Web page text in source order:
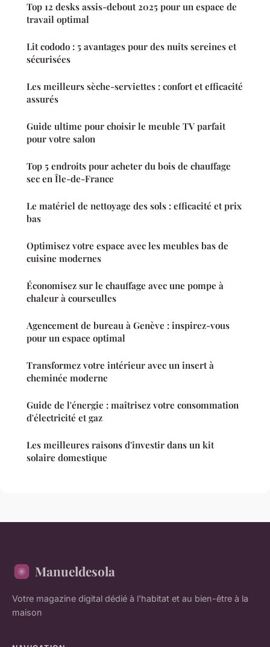
Top 12 desks assis-debout 2025 pour un espace de
travail optimal
Lit cododo : 5 avantages pour des nuits sereines et
sécurisées
Les meilleurs sèche-serviettes : confort et efficacité
assurés
Guide ultime pour choisir le meuble TV parfait
pour votre salon
Top 5 endroits pour acheter du bois de chauffage
sec en Île-de-France
Le matériel de nettoyage des sols : efficacité et prix
bas
Optimisez votre espace avec les meubles bas de
cuisine modernes
Économisez sur le chauffage avec une pompe à
chaleur à courseulles
Agencement de bureau à Genève : inspirez-vous
pour un espace optimal
Transformez votre intérieur avec un insert à
cheminée moderne
Guide de l'énergie : maîtrisez votre consommation
d'électricité et gaz
Les meilleures raisons d'investir dans un kit
solaire domestique
Manueldesola
Votre magazine digital dédié à l'habitat et au bien-être à la
maison